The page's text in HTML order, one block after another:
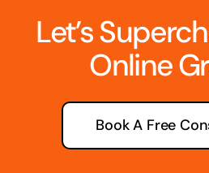
Let’s
Online
Book A Free